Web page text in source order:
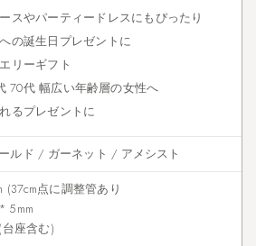
スやパーティードレスにもぴったり
の誕生日プレゼントに
リーギフト
70代 幅広い年齢層の女性へ
るプレゼントに
ルド / ガーネット / アメシスト
点に調整管あり
5mm
座含む)